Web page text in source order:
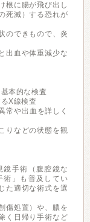
根に腸が飛び出し
死滅）する恐れが
のできもので、炎
出血や体重減少な
本的な検査
X線検査
常や出血を詳しく
りなどの状態を観
鏡手術（腹腔鏡な
術」も普及してい
た適切な術式を選
傷処置）や、膿を
く日帰り手術など